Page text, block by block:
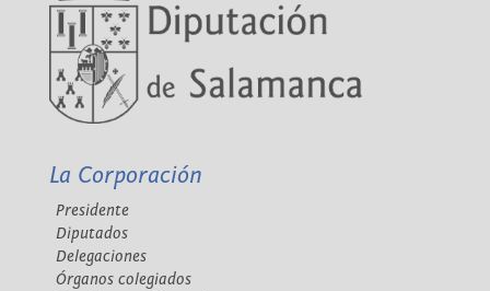
La Corporación
Presidente
Diputados
Delegaciones
Órganos colegiados